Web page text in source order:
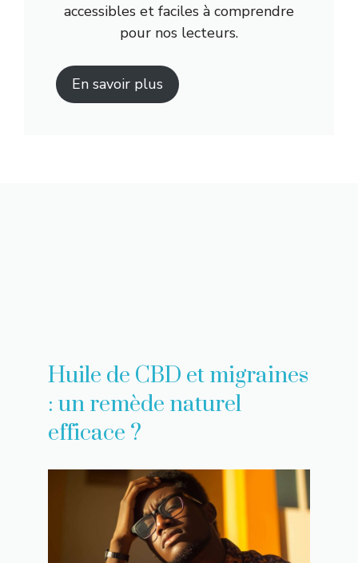
accessibles et faciles à comprendre
pour nos lecteurs.
En savoir plus
Huile de CBD et migraines
: un remède naturel
efficace ?